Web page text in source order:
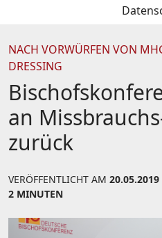
NACH VORWÜRFEN VON
DRESSING
an
zurück
VERÖFFENTLICHT AM
2 MINUTEN